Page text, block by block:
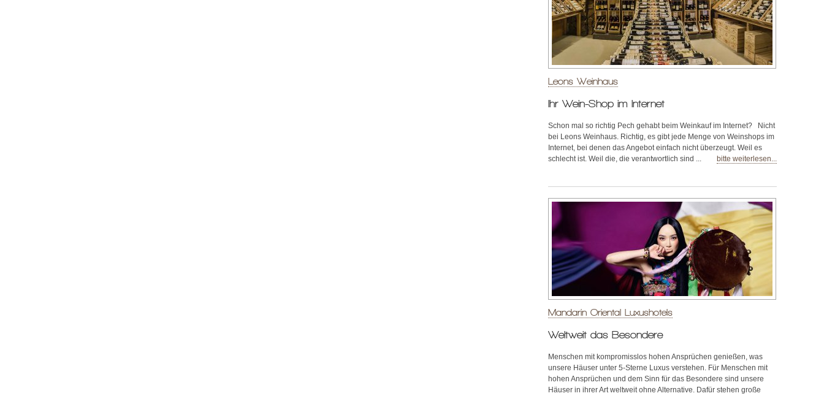
Leons Weinhaus
Ihr Wein-Shop im Internet
Schon mal so richtig Pech gehabt beim Weinkauf im Internet? Nicht
bei Leons Weinhaus. Richtig, es gibt jede Menge von Weinshops im
Internet, bei denen das Angebot einfach nicht überzeugt. Weil es
schlecht ist. Weil die, die verantwortlich sind ...
bitte weiterlesen...
Mandarin Oriental Luxushotels
Weltweit das Besondere
Menschen mit kompromisslos hohen Ansprüchen genießen, was
unsere Häuser unter 5-Sterne Luxus verstehen. Für Menschen mit
hohen Ansprüchen und dem Sinn für das Besondere sind unsere
Häuser in ihrer Art weltweit ohne Alternative. Dafür stehen große